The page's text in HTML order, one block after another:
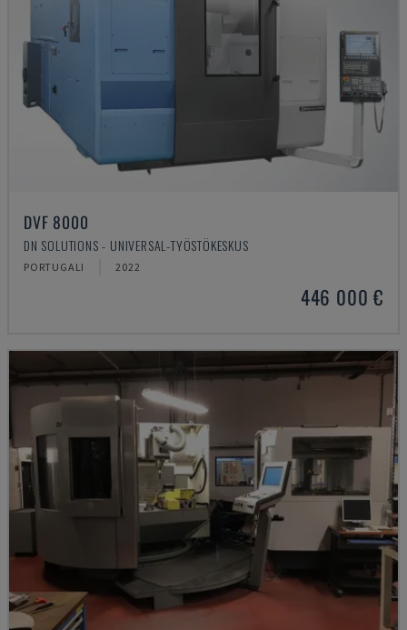
DVF 8000
DN SOLUTIONS - UNIVERSAL-TYÖSTÖKESKUS
PORTUGALI 2022
446 000 €